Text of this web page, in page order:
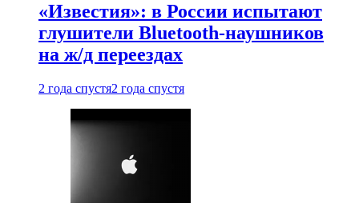
«Известия»: в России испытают
глушители Bluetooth-наушников
на ж/д переездах
2 года спустя2 года спустя